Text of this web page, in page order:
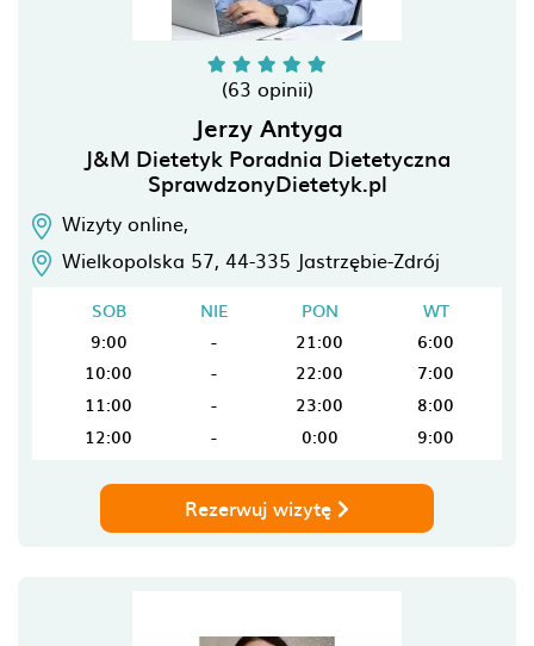
(63 opinii)
Jerzy Antyga
J&M Dietetyk Poradnia Dietetyczna
SprawdzonyDietetyk.pl
Wizyty online,
Wielkopolska 57, 44-335 Jastrzębie-Zdrój
SOB NIE PON
WT
9:00
- 21:00
6:00
10:00
- 22:00
7:00
11:00
- 23:00
8:00
12:00
- 0:00 9:00
Rezerwuj wizytę